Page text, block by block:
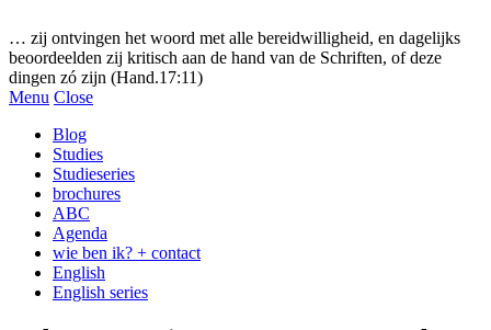
… zij ontvingen het woord met alle bereidwilligheid, en dagelijks
beoordeelden zij kritisch aan de hand van de Schriften, of deze
dingen zó zijn (Hand.17:11)
Menu Close
Blog
Studies
Studieseries
brochures
ABC
Agenda
wie ben ik? + contact
English
English series